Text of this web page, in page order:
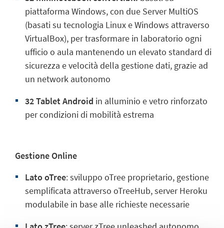
piattaforma Windows, con due Server MultiOS
(basati su tecnologia Linux e Windows attraverso
VirtualBox), per trasformare in laboratorio ogni
ufficio o aula mantenendo un elevato standard di
sicurezza e velocità della gestione dati, grazie ad
un network autonomo
32 Tablet Android in alluminio e vetro rinforzato
per condizioni di mobilità estrema
Gestione Online
Lato oTree: sviluppo oTree proprietario, gestione
semplificata attraverso oTreeHub, server Heroku
modulabile in base alle richieste necessarie